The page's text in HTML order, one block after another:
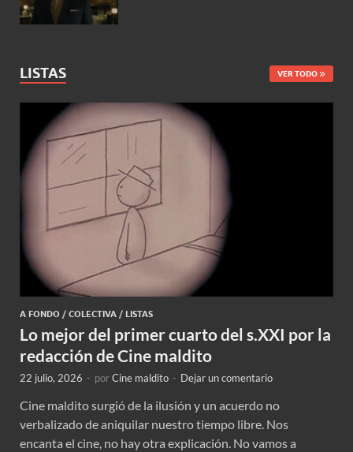
LISTAS VER TODO
A FONDO / COLECTIVA / LISTAS
Lo mejor del primer cuarto del s.XXI por la
redacción de Cine maldito
22 julio, 2026 - porCine maldito - Dejar un comentario
Cine maldito surgió de la ilusión y un acuerdo no
verbalizado de aniquilar nuestro tiempo libre. Nos
encanta el cine, no hay otra explicación. No vamos a